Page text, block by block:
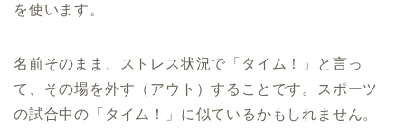
を使います。
名前そのまま、ストレス状況で「タイム！」と言っ
て、その場を外す（アウト）することです。スポーツ
の試合中の「タイム！」に似ているかもしれません。